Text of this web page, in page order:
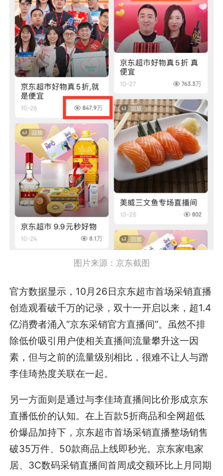
图片来源：京东截图
官方数据显示，10月26日京东超市首场采销直播
创造观看破千万的记录，双十一开启以来，超1.4
亿消费者涌入“京东采销官方直播间”。虽然不排
除低价吸引用户使相关直播间流量攀升这一因
素，但与之前的流量级别相比，很难不让人与蹭
李佳琦热度关联在一起。
另一方面则是通过与李佳琦直播间比价形成京东
直播低价的认知。在上百款5折商品和全网超低
价爆品加持下，京东超市首场采销直播整场销售
破35万件、50款商品上线即秒光。京东家电家
居、3C数码采销直播间首周成交额环比上月同期